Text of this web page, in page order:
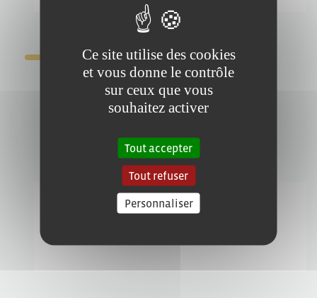
Les Chaumes
Ce site utilise des cookies
et vous donne le contrôle
sur ceux que vous
souhaitez activer
Tout accepter
Tout refuser
Personnaliser